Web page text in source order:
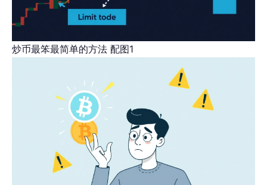
炒币最笨最简单的方法 配图1